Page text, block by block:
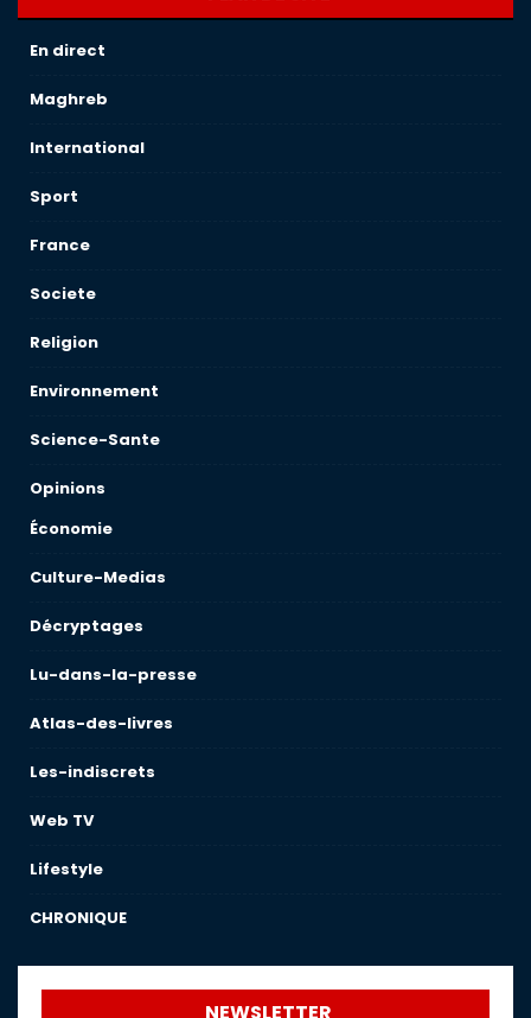
En direct
Maghreb
International
Sport
France
Societe
Religion
Environnement
Science-Sante
Opinions
Économie
Culture-Medias
Décryptages
Lu-dans-la-presse
Atlas-des-livres
Les-indiscrets
Web TV
Lifestyle
CHRONIQUE